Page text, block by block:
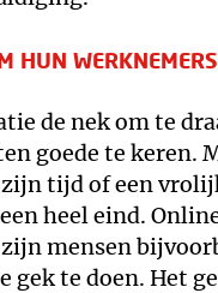
HUN
de nek om te
goede te keren.
tijd of een
heel eind.
mensen
gek te doen. Het